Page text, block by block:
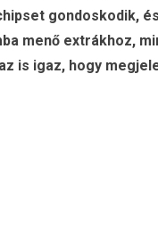
gondoskodik,
menő extrákhoz,
is igaz, hogy